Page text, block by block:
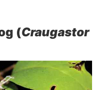
(Craugastor